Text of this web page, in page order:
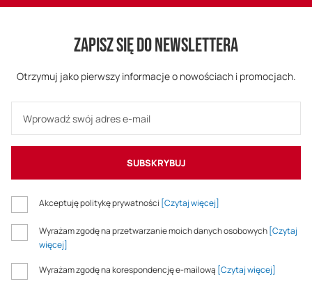
ZAPISZ SIĘ DO NEWSLETTERA
Otrzymuj jako pierwszy informacje o nowościach i promocjach.
SUBSKRYBUJ
Akceptuję politykę prywatności [Czytaj więcej]
Wyrażam zgodę na przetwarzanie moich danych osobowych[Czytaj
więcej]
Wyrażam zgodę na korespondencję e-mailową [Czytaj więcej]